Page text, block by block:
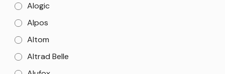
Alogic
Alpos
Altom
Altrad Belle